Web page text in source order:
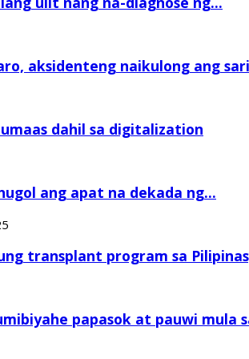
aksidenteng naikulong ang
dahil sa digitalization
ang apat na dekada ng...
transplant program sa
papasok at pauwi mula